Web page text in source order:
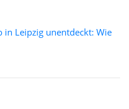
Leipzig unentdeckt: Wie